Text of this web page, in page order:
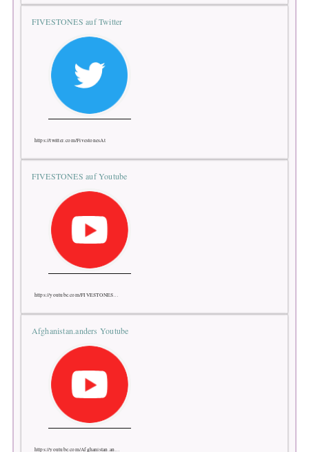
FIVESTONES auf Twitter
https://twitter.com/FivestonesAt
FIVESTONES auf Youtube
https://youtube.com/FIVESTONES…
Afghanistan.anders Youtube
https://youtube.com/Afghanistan.an…